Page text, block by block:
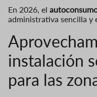
En 2026, el
administrativa sencilla y
instalación
para las